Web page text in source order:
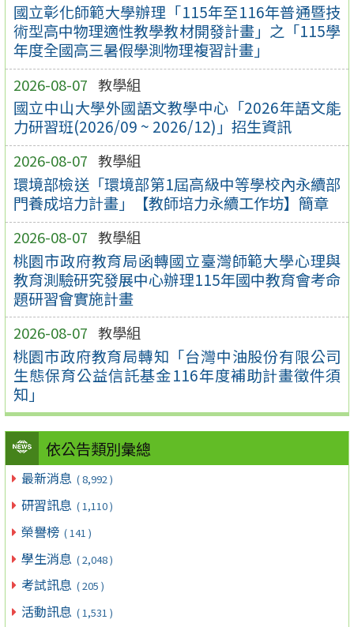
國立彰化師範大學辦理「115年至116年普通暨技
術型高中物理適性教學教材開發計畫」之「115學
年度全國高三暑假學測物理複習計畫」
2026-08-07 教學組
國立中山大學外國語文教學中心「2026年語文能
力研習班(2026/09 ~ 2026/12)」招生資訊
2026-08-07 教學組
環境部檢送「環境部第1屆高級中等學校內永續部
門養成培力計畫」【教師培力永續工作坊】簡章
2026-08-07 教學組
桃園市政府教育局函轉國立臺灣師範大學心理與
教育測驗研究發展中心辦理115年國中教育會考命
題研習會實施計畫
2026-08-07 教學組
桃園市政府教育局轉知「台灣中油股份有限公司
生態保育公益信託基金116年度補助計畫徵件須
知」
依公告類別彙總
最新消息 ( 8,992 )
研習訊息 ( 1,110 )
榮譽榜 ( 141 )
學生消息 ( 2,048 )
考試訊息 ( 205 )
活動訊息 ( 1,531 )